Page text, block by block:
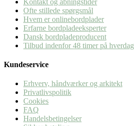
Ofte stillede spørgsmål
Hvem er onlinebordplader
Erfarne bordpladeeksperter
Dansk bordpladeproducent
Tilbud indenfor 48 timer på hverdag
Kundeservice
Erhverv, håndværker og arkitekt
Privatlivspolitik
Cookies
FAQ
Handelsbetingelser